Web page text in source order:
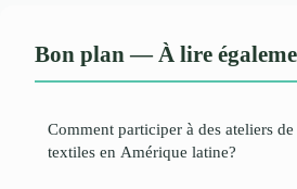
Bon plan — À lire
Comment participer à des ateliers
textiles en Amérique latine?